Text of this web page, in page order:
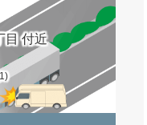
目 付近